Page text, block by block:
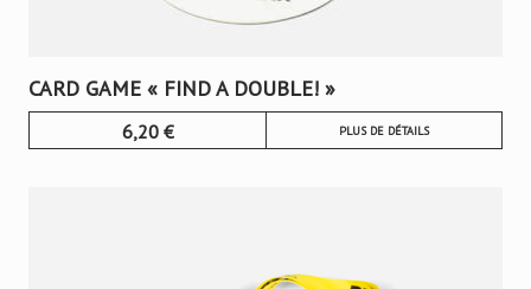
CARD GAME « FIND A DOUBLE! »
6,20 € PLUS DE DÉTAILS